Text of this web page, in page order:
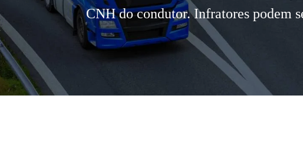
CNH do condutor. Infratores podem